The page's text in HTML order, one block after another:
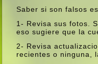
Saber si son falsos
1- Revisa sus fotos.
eso sugiere que la
2- Revisa
recientes o ninguna,